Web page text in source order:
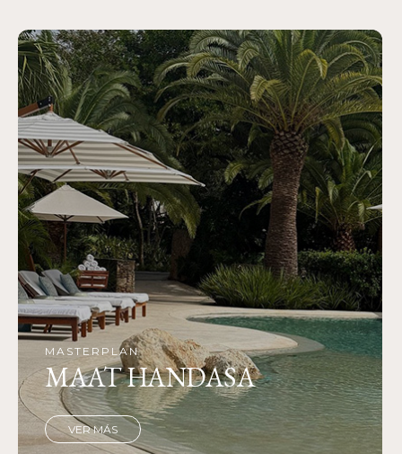
MASTERPLAN
MAAT HANDASA
VER MÁS